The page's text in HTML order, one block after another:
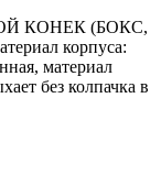
КОНЕК (БОКС,
корпуса:
материал
без колпачка в